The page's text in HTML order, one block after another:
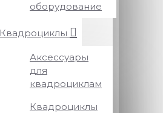
оборудование
Квадроциклы
Аксессуары
для
квадроциклам
Квадроциклы